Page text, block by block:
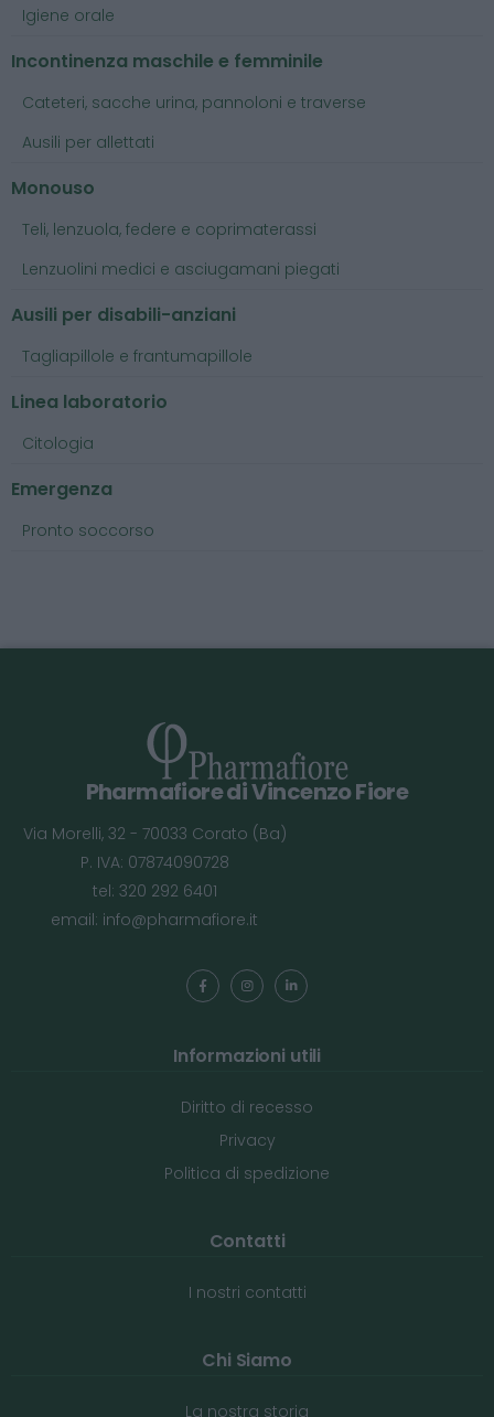
Igiene orale
Incontinenza maschile e femminile
Cateteri, sacche urina, pannoloni e traverse
Ausili per allettati
Monouso
Teli, lenzuola, federe e coprimaterassi
Lenzuolini medici e asciugamani piegati
Ausili per disabili-anziani
Tagliapillole e frantumapillole
Linea laboratorio
Citologia
Emergenza
Pronto soccorso
Pharmafiore di Vincenzo Fiore
Via Morelli, 32 - 70033 Corato (Ba)
P. IVA: 07874090728
tel: 320 292 6401
email: info@pharmafiore.it
Informazioni utili
Diritto di recesso
Privacy
Politica di spedizione
Contatti
I nostri contatti
Chi Siamo
La nostra storia